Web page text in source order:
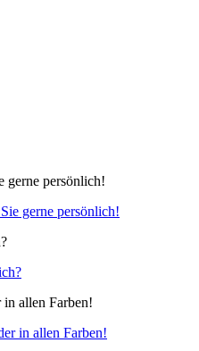
gerne persönlich!
allen Farben!